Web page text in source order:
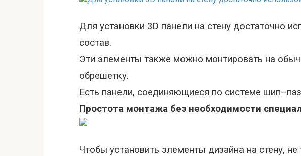
Для установки 3D панели на стену достаточно
состав.
Эти элементы также можно монтировать на
обрешетку.
Есть панели, соединяющиеся по системе
Простота монтажа без необходимости
Чтобы установить элементы дизайна на стену, не